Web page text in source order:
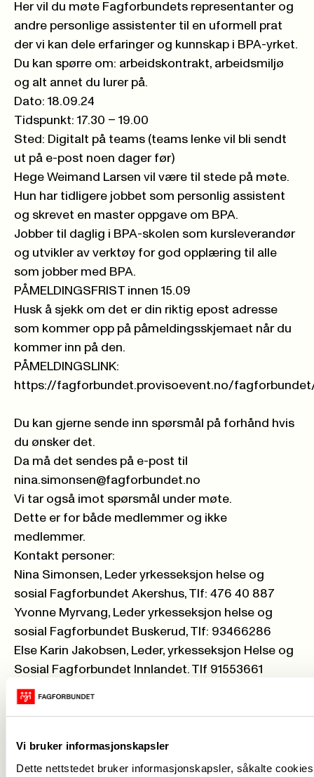
Vi bruker informasjonskapsler
Dette nettstedet bruker informasjonskapsler, såkalte
Her vil du møte Fagforbundets representanter og
andre personlige assistenter til en uformell prat
der vi kan dele erfaringer og kunnskap i BPA-yrket.
Du kan spørre om: arbeidskontrakt, arbeidsmiljø
og alt annet du lurer på.
Dato: 18.09.24
Tidspunkt: 17.30 – 19.00
Sted: Digitalt på teams (teams lenke vil bli sendt
ut på e-post noen dager før)
Hege Weimand Larsen vil være til stede på møte.
Hun har tidligere jobbet som personlig assistent
og skrevet en master oppgave om BPA.
Jobber til daglig i BPA-skolen som kursleverandør
og utvikler av verktøy for god opplæring til alle
som jobber med BPA.
PÅMELDINGSFRIST innen 15.09
Husk å sjekk om det er din riktig epost adresse
som kommer opp på påmeldingsskjemaet når du
kommer inn på den.
PÅMELDINGSLINK:
https://fagforbundet.provisoevent.no/
Du kan gjerne sende inn spørsmål på forhånd hvis
du ønsker det.
Da må det sendes på e-post til
nina.simonsen@fagforbundet.no
Vi tar også imot spørsmål under møte.
Dette er for både medlemmer og ikke
medlemmer.
Kontakt personer:
Nina Simonsen, Leder yrkesseksjon helse og
sosial Fagforbundet Akershus, Tlf: 476 40 887
Yvonne Myrvang, Leder yrkesseksjon helse og
sosial Fagforbundet Buskerud, Tlf: 93466286
Else Karin Jakobsen, Leder, yrkesseksjon Helse og
Sosial Fagforbundet Innlandet. Tlf 91553661
Torill Herigstad, Leder yrkesseksjon helse og
sosial Fagforbundet Rogaland, Tlf 901 72 339
sosial Fagforbundet Vestland. Tlf 47028230
Jaran Berg, Leder yrkesseksjon helse og sosial